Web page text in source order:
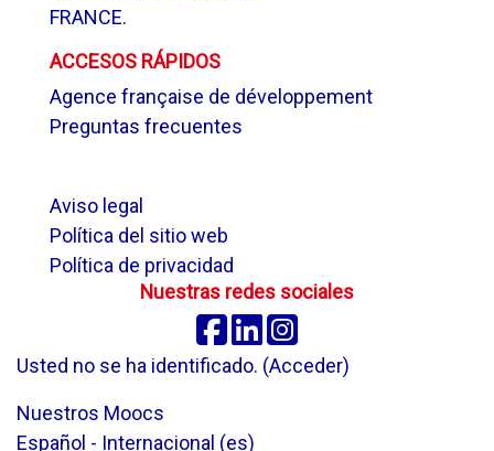
FRANCE.
ACCESOS RÁPIDOS
Agence française de développement
Preguntas frecuentes
Aviso legal
Política del sitio web
Política de privacidad
Nuestras redes sociales
Facebook
Linkedin
Usted no se ha identificado. (Acceder)
Nuestros Moocs
Español - Internacional ‎(es)‎